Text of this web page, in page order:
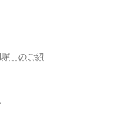
」のご紹